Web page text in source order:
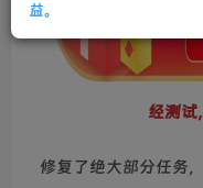
经测试
修复了绝大部分任务
益。